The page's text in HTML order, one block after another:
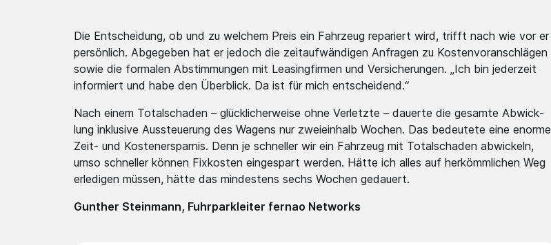
Die Entsch­eidung­, ob und zu welchem Preis ein Fahrzeug repariert wird, trifft nach wie vor er
persön­lich. Abgegeben hat er jedoch die zeitau­fwändi­gen Anfragen zu Kosten­vorans­chläge­n
sowie die formalen Abstim­mungen­ mit Leasin­gfirme­n und Versic­herung­en. „Ich bin jederzeit
inform­iert und habe den Überblick. Da ist für mich entsch­eidend­.“
Nach einem Totals­chaden­ – glückl­icherw­eise ohne Verletzte – dauerte die gesamte Abwick­
lung inklusive Ausste­uerung­ des Wagens nur zweiei­nhalb Wochen. Das bedeutete eine enorme
Zeit- und Kosten­erspar­nis. Denn je schneller wir ein Fahrzeug mit Totals­chaden­ abwickeln,
umso schneller können Fixkosten einges­part werden. Hätte ich alles auf herköm­mliche­n Weg
erledigen müssen, hätte das mindes­tens sechs Wochen gedauert.
Gunther Steinmann, Fuhrpa­rkleit­er fernao Networks